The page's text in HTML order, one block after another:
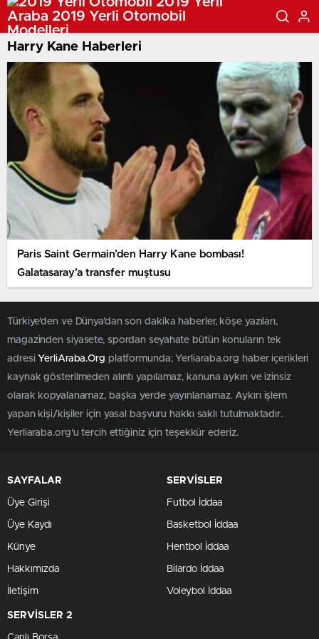
Harry Kane Haberleri
Paris Saint Germain’den Harry Kane bombası!
Galatasaray’a transfer muştusu
Türkiye'den ve Dünya’dan son dakika haberler, köşe yazıları,
magazinden siyasete, spordan seyahate bütün konuların tek
adresi YerliAraba.Org platformunda; Yerliaraba.org haber içerikleri
kaynak gösterilmeden alıntı yapılamaz, kanuna aykırı ve izinsiz
olarak kopyalanamaz, başka yerde yayınlanamaz. Aykırı işlem
yapan kişi/kişiler için yasal başvuru hakkı saklı tutulmaktadır.
Yerliaraba.org'u tercih ettiğiniz için teşekkür ederiz.
SAYFALAR
Üye Girişi
Üye Kaydı
Künye
Hakkımızda
İletişim
SERVİSLER
Futbol İddaa
Basketbol İddaa
Hentbol İddaa
Bilardo İddaa
Voleybol İddaa
SERVİSLER 2